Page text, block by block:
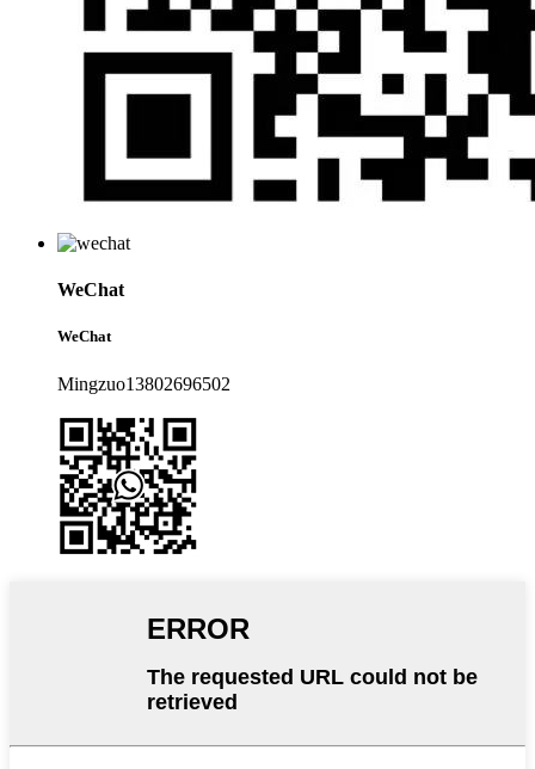
WeChat
WeChat
Mingzuo13802696502